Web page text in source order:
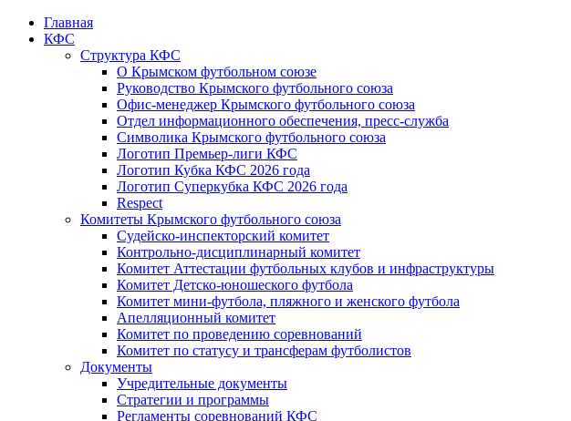
Главная
КФС
Структура КФС
О Крымском футбольном союзе
Руководство Крымского футбольного союза
Офис-менеджер Крымского футбольного союза
Отдел информационного обеспечения, пресс-служба
Символика Крымского футбольного союза
Логотип Премьер-лиги КФС
Логотип Кубка КФС 2026 года
Логотип Суперкубка КФС 2026 года
Respect
Комитеты Крымского футбольного союза
Судейско-инспекторский комитет
Контрольно-дисциплинарный комитет
Комитет Аттестации футбольных клубов и инфраструктуры
Комитет Детско-юношеского футбола
Комитет мини-футбола, пляжного и женского футбола
Апелляционный комитет
Комитет по проведению соревнований
Комитет по статусу и трансферам футболистов
Документы
Учредительные документы
Стратегии и программы
Регламенты соревнований КФС